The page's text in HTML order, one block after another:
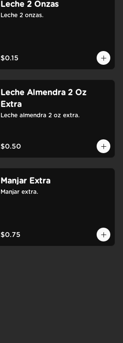
Leche 2 Onzas
Leche 2 onzas.
$0.15
Leche Almendra 2 Oz
Extra
Leche almendra 2 oz extra.
$0.50
Manjar Extra
Manjar extra.
$0.75